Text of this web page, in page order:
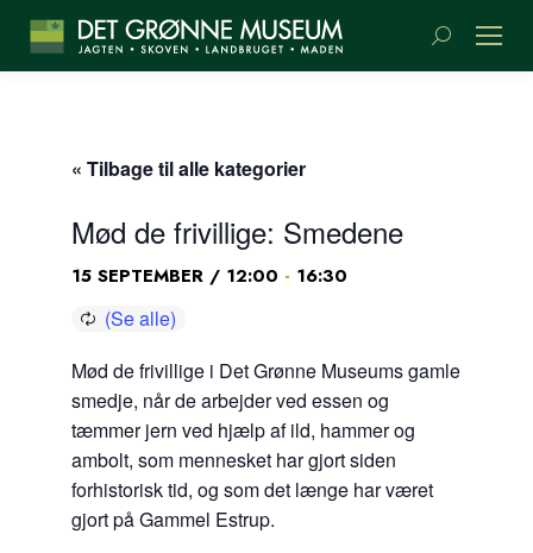
Søge:
« Tilbage til alle kategorier
Mød de frivillige: Smedene
15 SEPTEMBER / 12:00 - 16:30
Mød de frivillige i Det Grønne Museums gamle
smedje, når de arbejder ved essen og
tæmmer jern ved hjælp af ild, hammer og
ambolt, som mennesket har gjort siden
forhistorisk tid, og som det længe har været
gjort på Gammel Estrup.